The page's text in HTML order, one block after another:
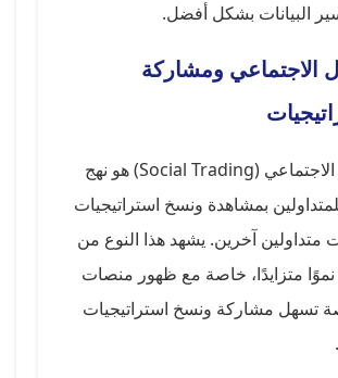
البيانات بشكل أفضل.
الاجتماعي ومشاركة
التداول الاجتماعي (Social Trading) هو نهج
بمشاهدة ونسخ استراتيجيات
متداولين آخرين. يشهد هذا النوع من
نموًا متزايدًا، خاصة مع ظهور منصات
تسهل مشاركة ونسخ استراتيجيات